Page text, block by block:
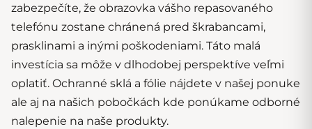
zabezpečíte, že obrazovka vášho repasovaného
telefónu zostane chránená pred škrabancami,
prasklinami a inými poškodeniami. Táto malá
investícia sa môže v dlhodobej perspektíve veľmi
oplatiť. Ochranné sklá a fólie nájdete v našej ponuke
ale aj na našich pobočkách kde ponúkame odborné
nalepenie na naše produkty.